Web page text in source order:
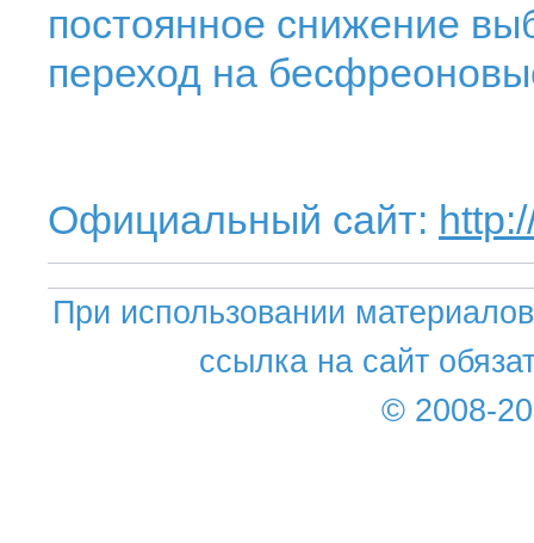
постоянное снижение
переход на
Официальный сайт:
При использовании
ссылка на сайт
© 2008-